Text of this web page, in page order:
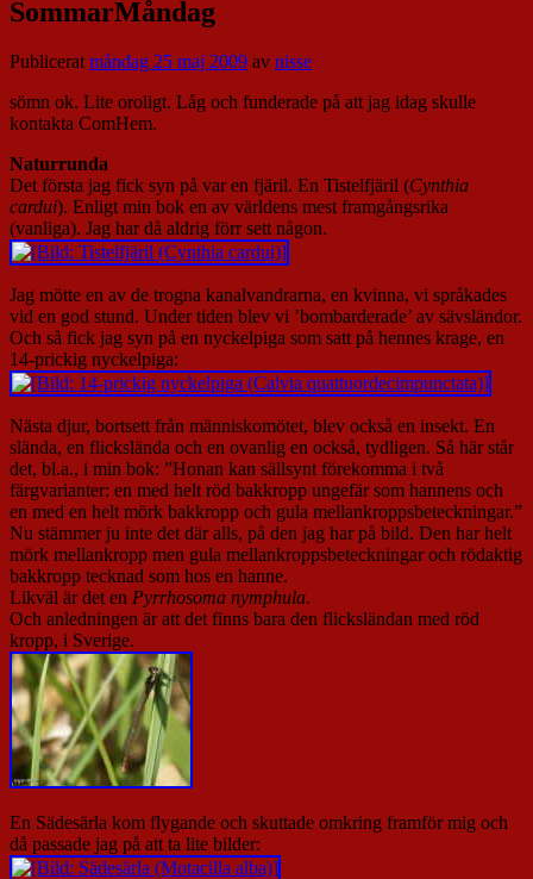
SommarMåndag
Publiceratmåndag 25 maj 2009 av nisse
sömn ok. Lite oroligt. Låg och funderade på att jag idag skulle
kontakta ComHem.
Naturrunda
Det första jag fick syn på var en fjäril. En Tistelfjäril (Cynthia
cardui). Enligt min bok en av världens mest framgångsrika
(vanliga). Jag har då aldrig förr sett någon.
Jag mötte en av de trogna kanalvandrarna, en kvinna, vi språkades
vid en god stund. Under tiden blev vi ’bombarderade’ av sävsländor.
Och så fick jag syn på en nyckelpiga som satt på hennes krage, en
14-prickig nyckelpiga:
Nästa djur, bortsett från människomötet, blev också en insekt. En
slända, en flickslända och en ovanlig en också, tydligen. Så här står
det, bl.a., i min bok: ”Honan kan sällsynt förekomma i två
färgvarianter: en med helt röd bakkropp ungefär som hannens och
en med en helt mörk bakkropp och gula mellankroppsbeteckningar.”
Nu stämmer ju inte det där alls, på den jag har på bild. Den har helt
mörk mellankropp men gula mellankroppsbeteckningar och rödaktig
bakkropp tecknad som hos en hanne.
Likväl är det en Pyrrhosoma nymphula.
Och anledningen är att det finns bara den flicksländan med röd
kropp, i Sverige.
En Sädesärla kom flygande och skuttade omkring framför mig och
då passade jag på att ta lite bilder: